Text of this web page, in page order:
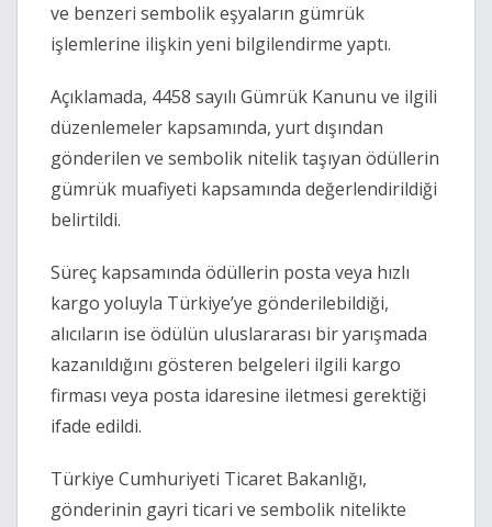
ve benzeri sembolik eşyaların gümrük
işlemlerine ilişkin yeni bilgilendirme yaptı.
Açıklamada, 4458 sayılı Gümrük Kanunu ve ilgili
düzenlemeler kapsamında, yurt dışından
gönderilen ve sembolik nitelik taşıyan ödüllerin
gümrük muafiyeti kapsamında değerlendirildiği
belirtildi.
Süreç kapsamında ödüllerin posta veya hızlı
kargo yoluyla Türkiye’ye gönderilebildiği,
alıcıların ise ödülün uluslararası bir yarışmada
kazanıldığını gösteren belgeleri ilgili kargo
firması veya posta idaresine iletmesi gerektiği
ifade edildi.
Türkiye Cumhuriyeti Ticaret Bakanlığı,
gönderinin gayri ticari ve sembolik nitelikte